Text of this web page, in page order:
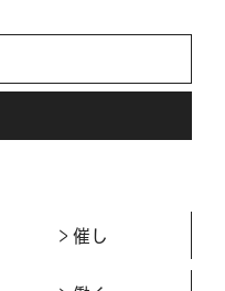
催し